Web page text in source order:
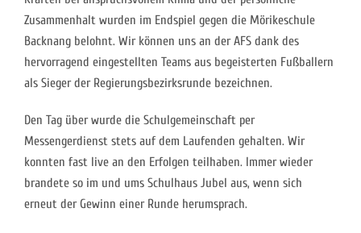
Zusammenhalt wurden im Endspiel gegen die Mörikeschule
Backnang belohnt. Wir können uns an der AFS dank des
hervorragend eingestellten Teams aus begeisterten Fußballern
als Sieger der Regierungsbezirksrunde bezeichnen.
Den Tag über wurde die Schulgemeinschaft per
Messengerdienst stets auf dem Laufenden gehalten. Wir
konnten fast live an den Erfolgen teilhaben. Immer wieder
brandete so im und ums Schulhaus Jubel aus, wenn sich
erneut der Gewinn einer Runde herumsprach.